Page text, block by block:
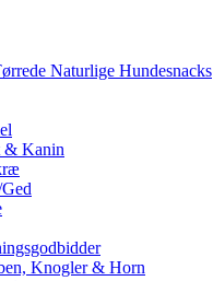
Naturlige Hundesnacks
& Kanin
Knogler & Horn